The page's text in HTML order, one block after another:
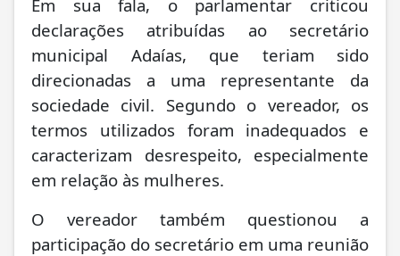
Em sua fala, o parlamentar criticou
declarações atribuídas ao secretário
municipal Adaías, que teriam sido
direcionadas a uma representante da
sociedade civil. Segundo o vereador, os
termos utilizados foram inadequados e
caracterizam desrespeito, especialmente
em relação às mulheres.
O vereador também questionou a
participação do secretário em uma reunião